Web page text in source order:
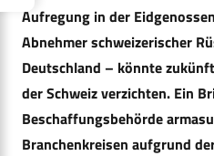
Aufregung in der
Abnehmer schweizerischer
Deutschland – könnte
der Schweiz verzichten. Ein
Beschaffungsbehörde
Branchenkreisen aufgrund